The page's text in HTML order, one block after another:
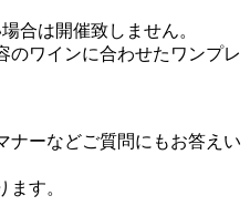
合は開催致しません。
ワインに合わせたワンプレ
ナーなどご質問にもお答えい
す。